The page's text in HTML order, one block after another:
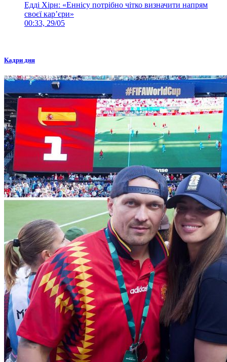
Едді Хірн: «Еннісу потрібно чітко визначити напрям
своєї карʼєри»
00:33, 29/05
Кадри дня